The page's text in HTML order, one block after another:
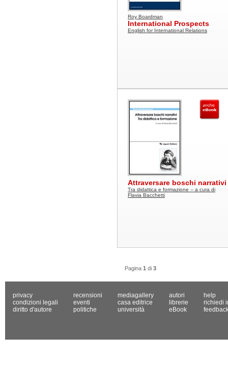
Roy Boardman
International Prospects
English for International Relations
Attraversare boschi narrativi
Tra didattica e formazione -- a cura di
Flavia Bacchetti
Pagina 1 di 3
privacy
condizioni legali
diritto d'autore
recensioni
eventi
politiche
mediagallery
casa editrice
università
autori
librerie
eBook
help
richiedi